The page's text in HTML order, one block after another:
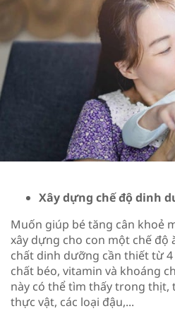
Xây dựng chế độ dinh
Muốn giúp bé tăng cân khoẻ
xây dựng cho con một chế độ
chất dinh dưỡng cần thiết từ
chất béo, vitamin và khoáng
này có thể tìm thấy trong thịt,
thực vật, các loại đậu,...